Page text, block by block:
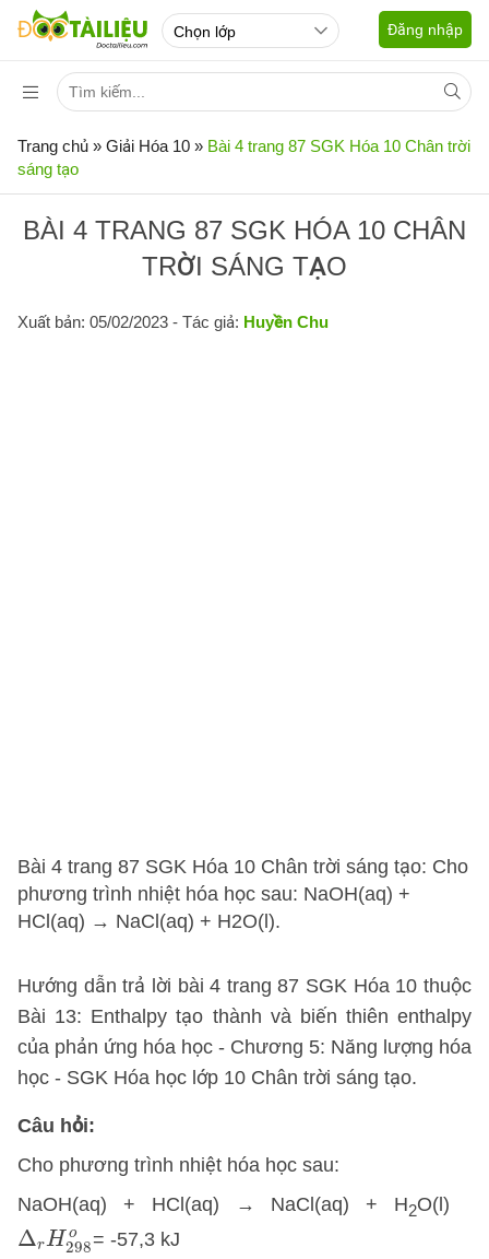
Đăng nhập
Trang chủ » Giải Hóa 10 » Bài 4 trang 87 SGK Hóa 10 Chân trời
sáng tạo
BÀI 4 TRANG 87 SGK HÓA 10 CHÂN
TRỜI SÁNG TẠO
Xuất bản: 05/02/2023 - Tác giả: Huyền Chu
Bài 4 trang 87 SGK Hóa 10 Chân trời sáng tạo: Cho
phương trình nhiệt hóa học sau: NaOH(aq) +
HCl(aq) → NaCl(aq) + H2O(l).
Hướng dẫn trả lời bài 4 trang 87 SGK Hóa 10 thuộc
Bài 13: Enthalpy tạo thành và biến thiên enthalpy
của phản ứng hóa học - Chương 5: Năng lượng hóa
học - SGK Hóa học lớp 10 Chân trời sáng tạo.
Câu hỏi:
Cho phương trình nhiệt hóa học sau:
NaOH(aq) + HCl(aq) → NaCl(aq) + H2O(l)
ΔrH o
298
Δ H298 = -57,3 kJ